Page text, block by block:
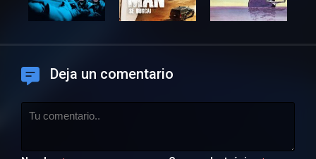
Deja un comentario